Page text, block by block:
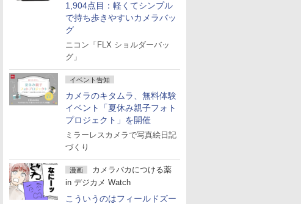
1,904点目：軽くてシンプル
で持ち歩きやすいカメラバッ
グ
ニコン「FLX ショルダーバッ
グ」
イベント告知
カメラのキタムラ、無料体験
イベント「夏休み親子フォト
プロジェクト」を開催
ミラーレスカメラで写真絵日記
づくり
漫画
カメラバカにつける薬
in デジカメ Watch
こういうのはフィールドズー